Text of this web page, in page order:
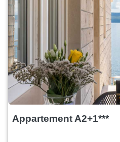
Appartement A2+1***